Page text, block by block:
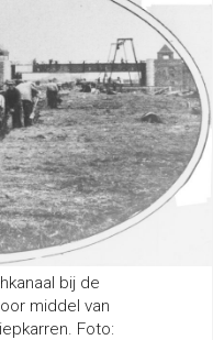
bij de
middel van
Foto: